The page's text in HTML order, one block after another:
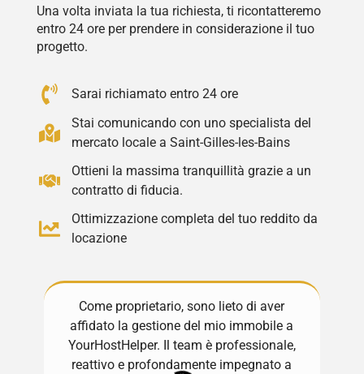
Una volta inviata la tua richiesta, ti ricontatteremo
entro 24 ore per prendere in considerazione il tuo
progetto.
Sarai richiamato entro 24 ore
Stai comunicando con uno specialista del
mercato locale a Saint-Gilles-les-Bains
Ottieni la massima tranquillità grazie a un
contratto di fiducia.
Ottimizzazione completa del tuo reddito da
locazione
Come proprietario, sono lieto di aver
affidato la gestione del mio immobile a
YourHostHelper. Il team è professionale,
reattivo e profondamente impegnato a